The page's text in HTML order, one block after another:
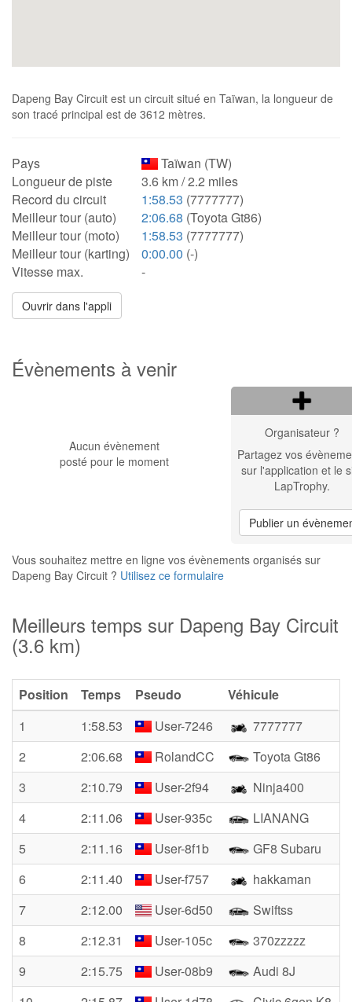
Dapeng Bay Circuit est un circuit situé en Taïwan, la longueur de
son tracé principal est de 3612 mètres.
Pays
Taïwan (TW)
Longueur de piste
3.6 km / 2.2 miles
Record du circuit
1:58.53 (7777777)
Meilleur tour (auto)
2:06.68 (Toyota Gt86)
Meilleur tour (moto)
1:58.53 (7777777)
Meilleur tour (karting)
0:00.00 (-)
Vitesse max.
-
Ouvrir dans l'appli
Évènements à venir
Aucun évènement
posté pour le moment
Organisateur ?
Partagez vos
sur l'application et le
LapTrophy.
Publier un
Vous souhaitez mettre en ligne vos évènements organisés sur
Dapeng Bay Circuit ? Utilisez ce formulaire
Meilleurs temps sur Dapeng Bay Circuit
(3.6 km)
Position Temps Pseudo
Véhicule
1
1:58.53 User-7246
7777777
2
2:06.68 RolandCC
Toyota Gt86
3
2:10.79 User-2f94
Ninja400
4
2:11.06 User-935c
LIANANG
5
2:11.16 User-8f1b
GF8 Subaru
6
2:11.40 User-f757
hakkaman
7
2:12.00 User-6d50
Swiftss
8
2:12.31 User-105c
370zzzzz
9
2:15.75 User-08b9
Audi 8J